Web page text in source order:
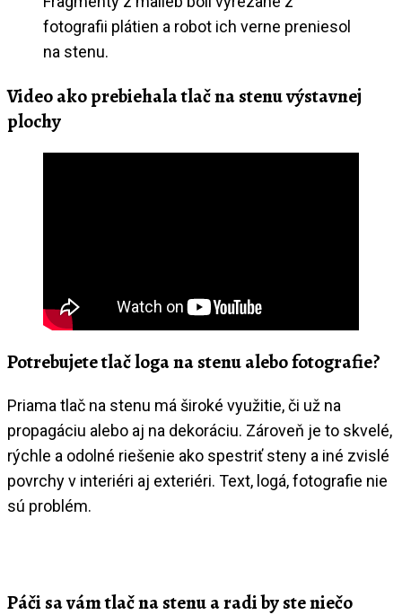
fotografii plátien a robot ich verne preniesol
na stenu.
Video ako prebiehala tlač na stenu výstavnej
plochy
Potrebujete tlač loga na stenu alebo fotografie?
Priama tlač na stenu má široké využitie, či už na
propagáciu alebo aj na dekoráciu. Zároveň je to skvelé,
rýchle a odolné riešenie ako spestriť steny a iné zvislé
povrchy v interiéri aj exteriéri. Text, logá, fotografie nie
sú problém.
Páči sa vám tlač na stenu a radi by ste niečo